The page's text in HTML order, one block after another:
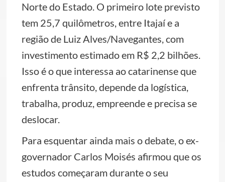
Norte do Estado. O primeiro lote previsto
tem 25,7 quilômetros, entre Itajaí e a
região de Luiz Alves/Navegantes, com
investimento estimado em R$ 2,2 bilhões.
Isso é o que interessa ao catarinense que
enfrenta trânsito, depende da logística,
trabalha, produz, empreende e precisa se
deslocar.
Para esquentar ainda mais o debate, o ex-
governador Carlos Moisés afirmou que os
estudos começaram durante o seu